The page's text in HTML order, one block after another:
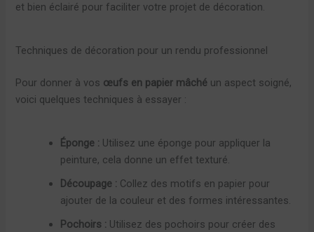
et bien éclairé pour faciliter votre projet de décoration.
Techniques de décoration pour un rendu professionnel
Pour donner à vos œufs en papier mâché un aspect soigné,
voici quelques techniques à essayer :
Éponge : Utilisez une éponge pour appliquer la
peinture, cela donne un effet texturé.
Découpage : Collez des motifs en papier pour
ajouter de la couleur et des formes intéressantes.
Pochoirs : Utilisez des pochoirs pour créer des